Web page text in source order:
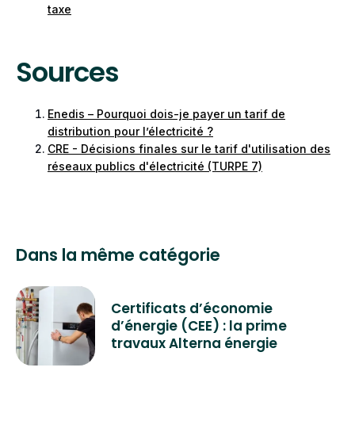
TURPE est prélevé des factures d’électricité de
profil du consommateur (particulier, entreprise,
taxe
Sources
Enedis – Pourquoi dois-je payer un tarif de
distribution pour l’électricité ?
CRE - Décisions finales sur le tarif d'utilisation des
réseaux publics d'électricité (TURPE 7)
Dans la même catégorie
Certificats d’économie
d’énergie (CEE) : la prime
travaux Alterna énergie